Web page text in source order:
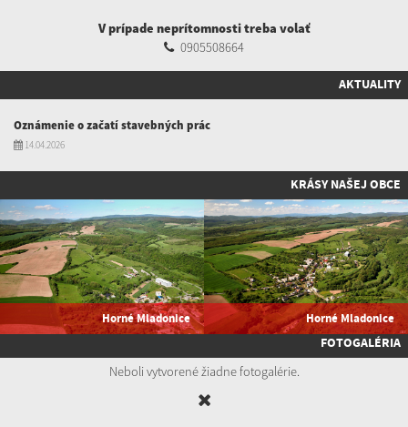
V prípade neprítomnosti treba volať
0905508664
AKTUALITY
Oznámenie o začatí stavebných prác
14.04.2026
KRÁSY NAŠEJ OBCE
Horné Mladonice Horné Mladonice
FOTOGALÉRIA
Neboli vytvorené žiadne fotogalérie.